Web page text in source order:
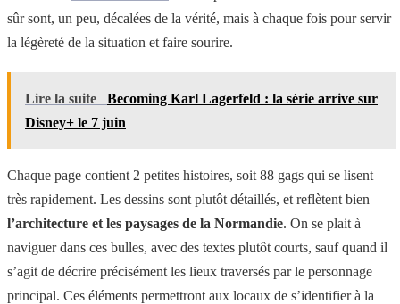
sûr sont, un peu, décalées de la vérité, mais à chaque fois pour servir
la légèreté de la situation et faire sourire.
Lire la suite
Becoming Karl Lagerfeld : la série arrive sur
Disney+ le 7 juin
Chaque page contient 2 petites histoires, soit 88 gags qui se lisent
très rapidement. Les dessins sont plutôt détaillés, et reflètent bien
l’architecture et les paysages de la Normandie. On se plait à
naviguer dans ces bulles, avec des textes plutôt courts, sauf quand il
s’agit de décrire précisément les lieux traversés par le personnage
principal. Ces éléments permettront aux locaux de s’identifier à la